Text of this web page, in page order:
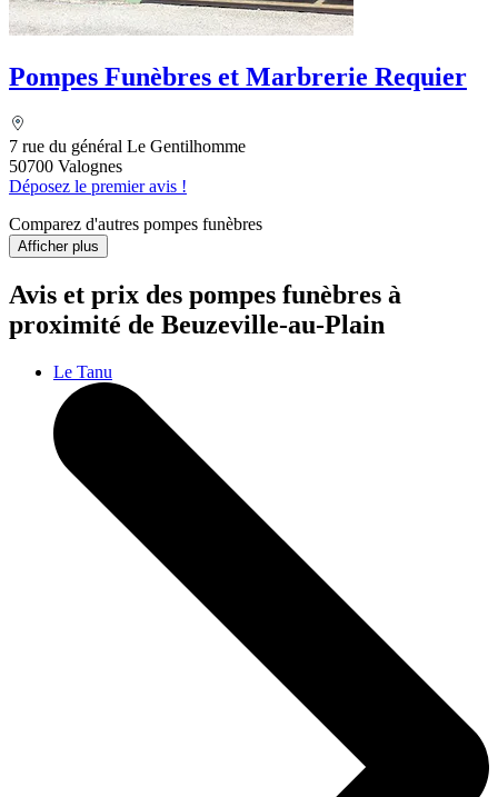
Pompes Funèbres et Marbrerie Requier
7 rue du général Le Gentilhomme
50700 Valognes
Déposez le premier avis !
Comparez d'autres pompes funèbres
Afficher plus
Avis et prix des pompes funèbres à
proximité de Beuzeville-au-Plain
Le Tanu